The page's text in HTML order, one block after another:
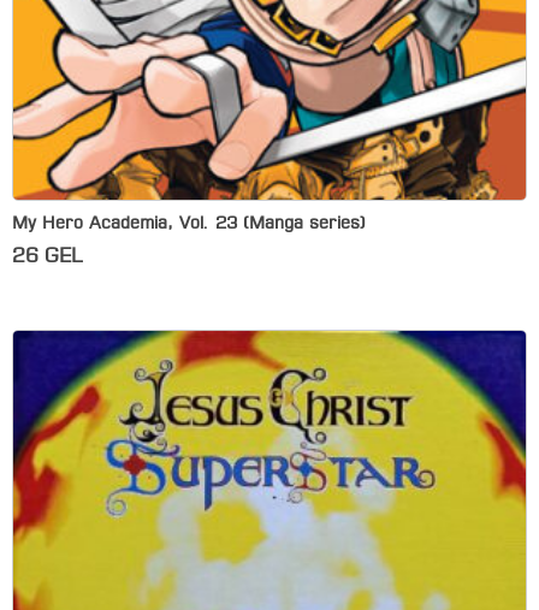
My Hero Academia, Vol. 23 (Manga series)
26 GEL